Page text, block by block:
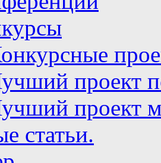
проект
проект
статьи.